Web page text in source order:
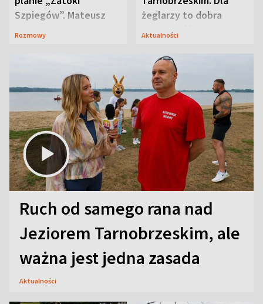
Szpiegów”. Mateusz
Janicki odsłonił
Rozmowy
żeglarzy to dobra
wiadomość
Aktualności
Ruch od samego rana nad
Jeziorem Tarnobrzeskim, ale
ważna jest jedna zasada
Aktualności